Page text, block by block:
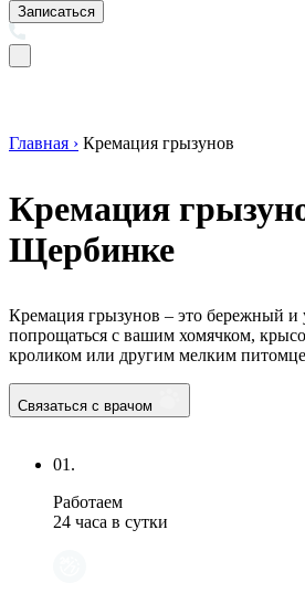
Записаться
Главная › Кремация грызунов
Кремация
Щербинке
Кремация грызунов – это бережный и
попрощаться с вашим хомячком,
кроликом или другим мелким
Связаться с врачом
01.
Работаем
24 часа в сутки